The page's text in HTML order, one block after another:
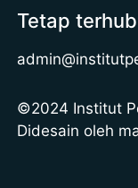
©2024 Institut
Didesain oleh
Tetap